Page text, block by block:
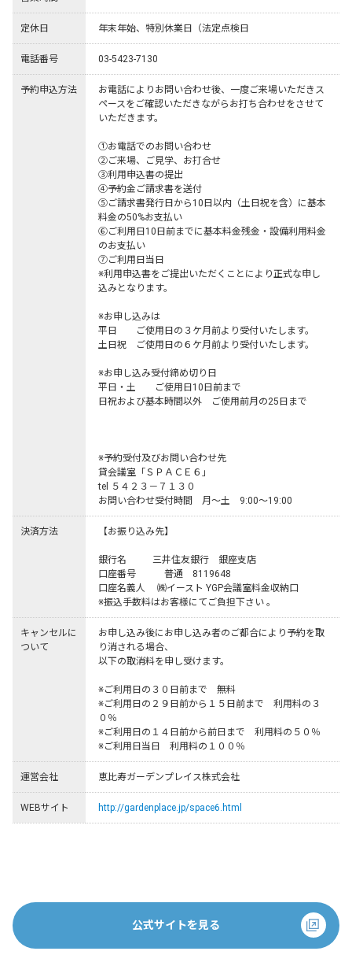
定休日 年末年始、特別休業日（法定点検日
電話番号 03-5423-7130
予約申込方法
お電話によりお問い合わせ後、一度ご来場いただきス
ペースをご確認いただきながらお打ち合わせをさせて
いただきます。
①お電話でのお問い合わせ
②ご来場、ご見学、お打合せ
③利用申込書の提出
④予約金ご請求書を送付
⑤ご請求書発行日から10日以内（土日祝を含）に基本
料金の50%お支払い
⑥ご利用日10日前までに基本料金残金・設備利用料金
のお支払い
⑦ご利用日当日
※利用申込書をご提出いただくことにより正式な申し
込みとなります。
※お申し込みは
平日　　ご使用日の３ケ月前より受付いたします。
土日祝　ご使用日の６ケ月前より受付いたします。
※お申し込み受付締め切り日
平日・土　　ご使用日10日前まで
日祝および基本時間以外　ご使用前月の25日まで
※予約受付及びお問い合わせ先
貸会議室「ＳＰＡＣＥ６」
tel ５４２３－７１３０
決済方法 【お振り込み先】
銀行名           三井住友銀行　銀座支店
口座番号　　　普通　8119648
口座名義人     ㈱イースト YGP会議室料金収納口
※振込手数料はお客様にてご負担下さい 。
キャンセルに
ついて
お申し込み後にお申し込み者のご都合により予約を取
り消される場合、
以下の取消料を申し受けます。
※ご利用日の３０日前まで　無料
※ご利用日の２９日前から１５日前まで　利用料の３
０％
※ご利用日の１４日前から前日まで　利用料の５０％
※ご利用日当日　利用料の１００％
運営会社 恵比寿ガーデンプレイス株式会社
WEBサイト http://gardenplace.jp/space6.html
公式サイトを見る